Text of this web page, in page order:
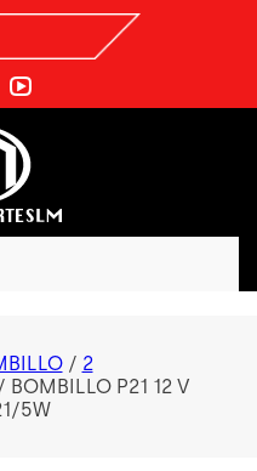
/ 2
BOMBILLO P21 12 V
5W